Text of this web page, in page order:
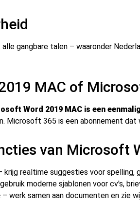
gangbare talen – waaronder
MAC of
Word 2019 MAC is een
Microsoft 365 is een abonnement
van Microsoft
krijg realtime suggesties voor spelling,
moderne sjablonen voor cv's,
– werk samen aan documenten en zie